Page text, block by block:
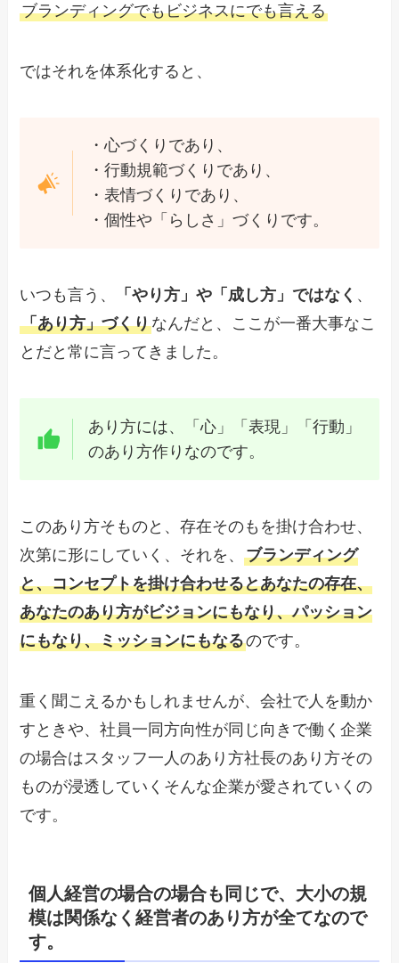
ブランディングでもビジネスにでも言える
ではそれを体系化すると、
・心づくりであり、
・行動規範づくりであり、
・表情づくりであり、
・個性や「らしさ」づくりです。
いつも言う、 「やり方」や「成し方」ではなく 、
「あり方」づくりなんだと、ここが一番大事なこ
とだと常に言ってきました。
あり方には、「心」「表現」「行動」
のあり方作りなのです。
このあり方そものと、存在そのもを掛け合わせ、
次第に形にしていく、それを、ブランディング
と、コンセプトを掛け合わせるとあなたの存在、
あなたのあり方がビジョンにもなり、パッション
にもなり、ミッションにもなるのです。
重く聞こえるかもしれませんが、会社で人を動か
すときや、社員一同方向性が同じ向きで働く企業
の場合はスタッフ一人のあり方社長のあり方その
ものが浸透していくそんな企業が愛されていくの
です。
個人経営の場合の場合も同じで、大小の規
模は関係なく経営者のあり方が全てなので
す。